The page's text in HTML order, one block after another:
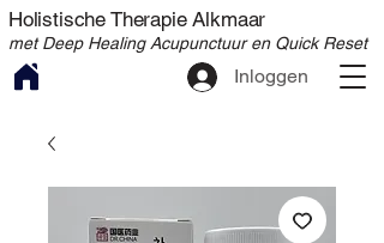
Holistische Therapie Alkmaar
met Deep Healing Acupunctuur en Quick Reset
Inloggen